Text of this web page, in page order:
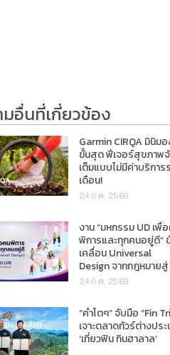
อื่นที่เกี่ยวข้อง
Garmin CIRQA มินิม
ขั้นสุด ฟีเจอร์สุขภาพ
เต็มแบบไม่มีค่าบริการ
เดือน!
24 ก.ค. 2569
งาน “มหกรรม UD เพื่
พิการและทุกคนอยู่ดี”
เคลื่อน Universal
Design จากกฎหมายสู่
การใช้ชีวิตจริง
24 ก.ค. 2569
“คำโตๆ” จับมือ “Fin
เจาะตลาดทัวร์ต่างประ
‘เที่ยวฟิน กินฮาลาล’